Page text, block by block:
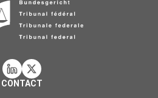
CONTACT